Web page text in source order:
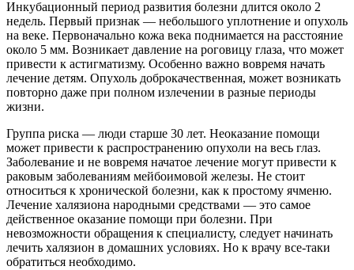
Инкубационный период развития болезни длится около 2
недель. Первый признак — небольшого уплотнение и опухоль
на веке. Первоначально кожа века поднимается на расстояние
около 5 мм. Возникает давление на роговицу глаза, что может
привести к астигматизму. Особенно важно вовремя начать
лечение детям. Опухоль доброкачественная, может возникать
повторно даже при полном излечении в разные периоды
жизни.
Группа риска — люди старше 30 лет. Неоказание помощи
может привести к распространению опухоли на весь глаз.
Заболевание и не вовремя начатое лечение могут привести к
раковым заболеваниям мейбоимовой железы. Не стоит
относиться к хронической болезни, как к простому ячменю.
Лечение халязиона народными средствами — это самое
действенное оказание помощи при болезни. При
невозможности обращения к специалисту, следует начинать
лечить халязион в домашних условиях. Но к врачу все-таки
обратиться необходимо.